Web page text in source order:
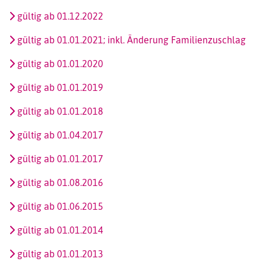
gültig ab 01.12.2022
gültig ab 01.01.2021; inkl. Änderung Familienzuschlag
gültig ab 01.01.2020
gültig ab 01.01.2019
gültig ab 01.01.2018
gültig ab 01.04.2017
gültig ab 01.01.2017
gültig ab 01.08.2016
gültig ab 01.06.2015
gültig ab 01.01.2014
gültig ab 01.01.2013